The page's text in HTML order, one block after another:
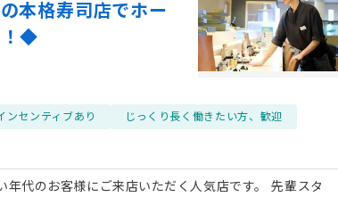
本格寿司店でホー
！◆
ンセンティブあり
じっくり長く働きたい方、歓迎
年代のお客様にご来店いただく人気店です。 先輩スタ